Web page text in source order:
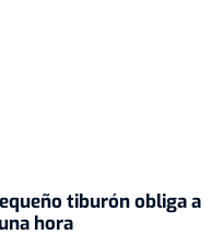
tiburón obliga a
hora